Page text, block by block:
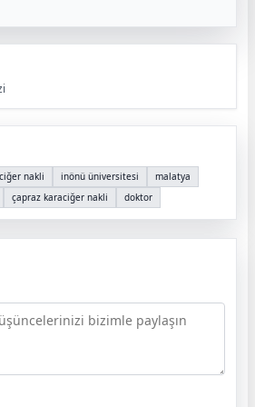
nakli inönü üniversitesi
malatya
çapraz karaciğer nakli doktor